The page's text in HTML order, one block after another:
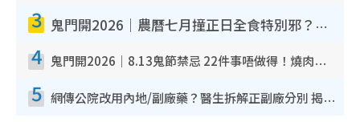
3 鬼門開2026｜農曆七月撞正日全食特別邪？專家警告切忌做一事！揭4大禁忌+2招保平安
4 鬼門開2026｜8.13鬼節禁忌 22件事唔做得！燒肉、刺身要少食？半夜勿吹口哨/打呢個電話
5 網傳公院改用內地/副廠藥？醫生拆解正副廠分別 揭4類人換藥隨時出事